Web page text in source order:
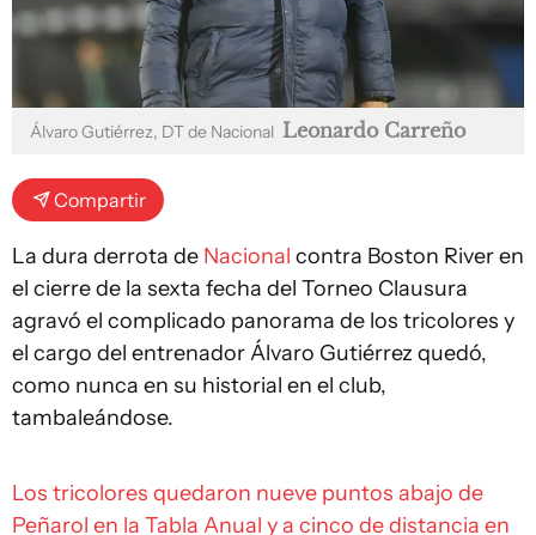
Álvaro Gutiérrez, DT de Nacional Leonardo Carreño
Compartir
La dura derrota de Nacional contra Boston River en
el cierre de la sexta fecha del Torneo Clausura
agravó el complicado panorama de los tricolores y
el cargo del entrenador Álvaro Gutiérrez quedó,
como nunca en su historial en el club,
tambaleándose.
Los tricolores quedaron nueve puntos abajo de
Peñarol en la Tabla Anual y a cinco de distancia en